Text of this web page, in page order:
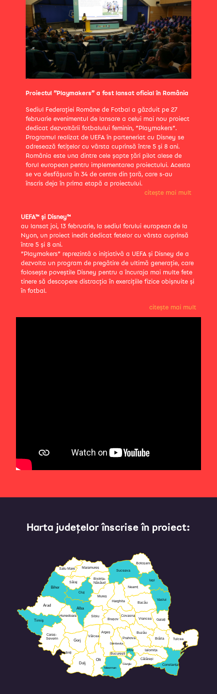
Proiectul ”Playmakers” a fost lansat oficial în România
Sediul Federației Române de Fotbal a găzduit pe 27
februarie evenimentul de lansare a celui mai nou proiect
dedicat dezvoltării fotbalului feminin, ”Playmakers”.
Programul realizat de UEFA în parteneriat cu Disney se
adresează fetițelor cu vârsta cuprinsă între 5 și 8 ani.
România este una dintre cele șapte țări pilot alese de
forul european pentru implementarea proiectului. Acesta
se va desfășura în 34 de centre din țară, care s-au
înscris deja în prima etapă a proiectului.
citește mai mult
UEFA™ și Disney™
au lansat joi, 13 februarie, la sediul forului european de la
Nyon, un proiect inedit dedicat fetelor cu vârsta cuprinsă
între 5 și 8 ani.
”Playmakers” reprezintă o inițiativă a UEFA și Disney de a
dezvolta un program de pregătire de ultimă generație, care
folosește poveștile Disney pentru a încuraja mai multe fete
tinere să descopere distracția în exercițiile fizice obișnuite și
în fotbal.
citește mai mult
Harta județelor înscrise în proiect:
Alba
Arad
Argeș
Bacău
Bihor
Bistrița-
Năsăud
Botoșani
Brașov
Brăila
București
Buzău
Caraș-
Severin
Călărași
Cluj
Constanța
Covasna
Dâmbovița
Dolj
Galați
Giurgiu
Gorj
Harghita
Hunedoara
Ialomița
Iași
Ilfov
Maramureș
Mehedinți
Mureș
Neamț
Olt
Prahova
Satu Mare
Sălaj
Sibiu
Suceava
Teleorman
Timiș
Tulcea
Vaslui
Vâlcea
Vrancea